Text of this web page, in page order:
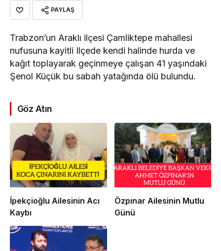
PAYLAŞ
Trabzon’un Araklı ilçesi Çamliktepe mahallesi
nufusuna kayitli Ilçede kendi halinde hurda ve
kağıt toplayarak geçinmeye çalışan 41 yaşındaki
Şenol Küçük bu sabah yatağında ölü bulundu.
Göz Atın
İpekçioğlu Ailesinin Acı
Kaybı
Özpınar Ailesinin Mutlu
Günü